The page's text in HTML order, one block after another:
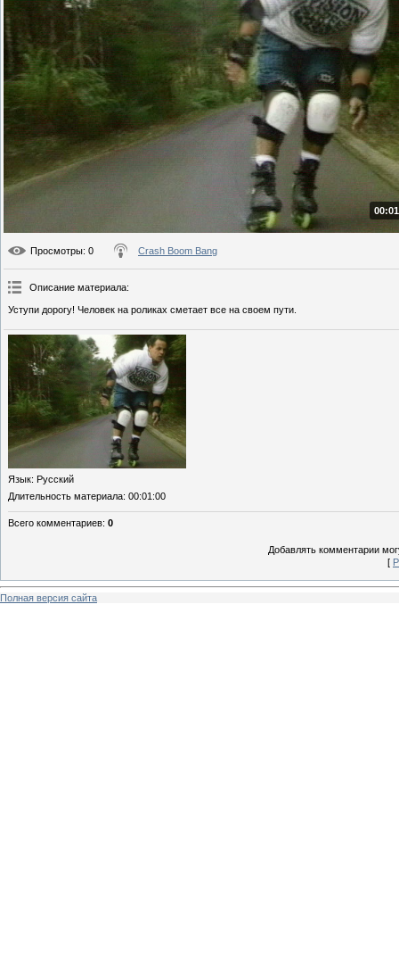
Просмотры: 0 Crash Boom Bang
Описание материала:
Уступи дорогу! Человек на роликах сметает все на своем пути.
Язык: Русский
Длительность материала: 00:01:00
Всего комментариев: 0
Добавлять комментарии
[
Полная версия сайта